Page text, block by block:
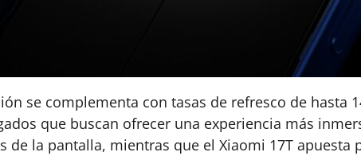
se complementa con tasas de refresco de hasta
que buscan ofrecer una experiencia más
de la pantalla, mientras que el Xiaomi 17T